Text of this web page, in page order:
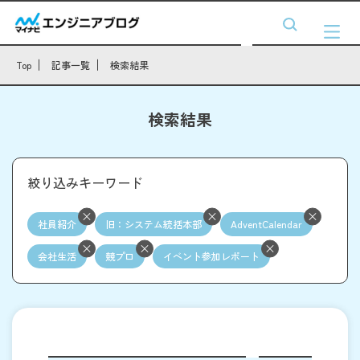
Top 記事一覧 検索結果
検索結果
絞り込みキーワード
社員紹介 旧：システム統括本部 AdventCalendar
会社生活 競プロ イベント参加レポート